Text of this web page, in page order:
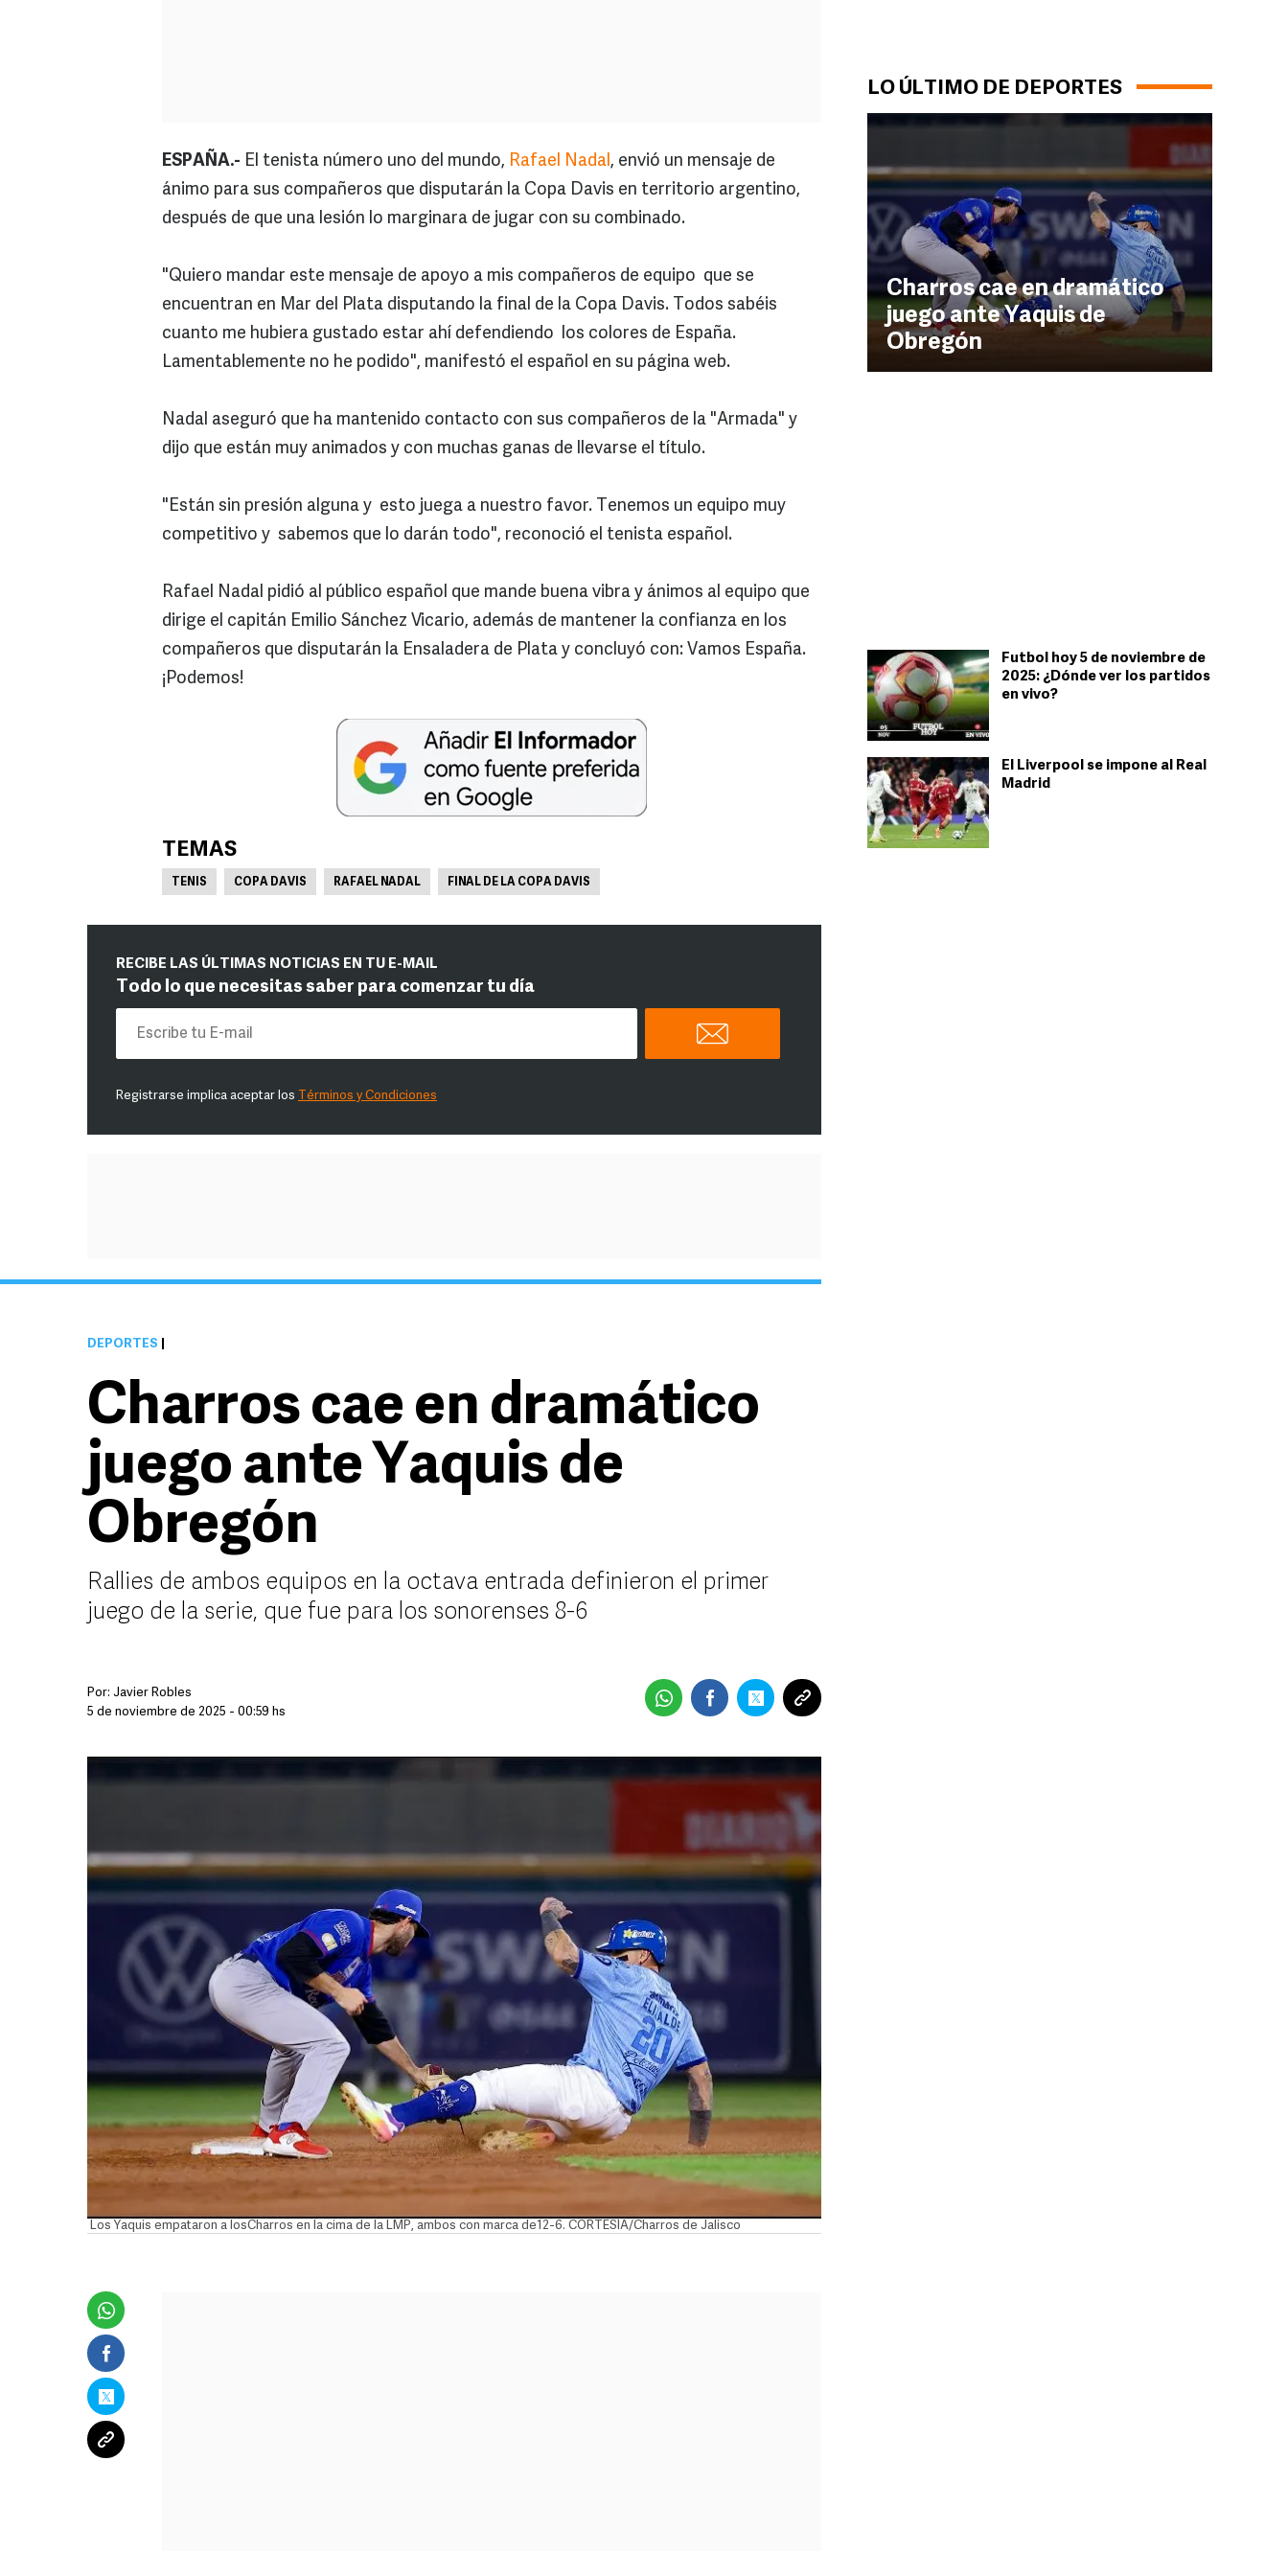
LO ÚLTIMO DE DEPORTES
Charros cae en dramático
juego ante Yaquis de
Obregón
Futbol hoy 5 de noviembre de
2025: ¿Dónde ver los partidos
en vivo?
El Liverpool se impone al Real
Madrid
ESPAÑA.- El tenista número uno del mundo, Rafael Nadal, envió un mensaje de
ánimo para sus compañeros que disputarán la Copa Davis en territorio argentino,
después de que una lesión lo marginara de jugar con su combinado.
"Quiero mandar este mensaje de apoyo a mis compañeros de equipo que se
encuentran en Mar del Plata disputando la final de la Copa Davis. Todos sabéis
cuanto me hubiera gustado estar ahí defendiendo los colores de España.
Lamentablemente no he podido", manifestó el español en su página web.
Nadal aseguró que ha mantenido contacto con sus compañeros de la "Armada" y
dijo que están muy animados y con muchas ganas de llevarse el título.
"Están sin presión alguna y esto juega a nuestro favor. Tenemos un equipo muy
competitivo y sabemos que lo darán todo", reconoció el tenista español.
Rafael Nadal pidió al público español que mande buena vibra y ánimos al equipo que
dirige el capitán Emilio Sánchez Vicario, además de mantener la confianza en los
compañeros que disputarán la Ensaladera de Plata y concluyó con: Vamos España.
¡Podemos!
TEMAS
TENIS COPA DAVIS RAFAEL NADAL FINAL DE LA COPA DAVIS
RECIBE LAS ÚLTIMAS NOTICIAS EN TU E-MAIL
Todo lo que necesitas saber para comenzar tu día
Registrarse implica aceptar los Términos y Condiciones
DEPORTES
Charros cae en dramático
juego ante Yaquis de
Obregón
Rallies de ambos equipos en la octava entrada definieron el primer
juego de la serie, que fue para los sonorenses 8-6
Por: Javier Robles
5 de noviembre de 2025 - 00:59 hs
Los Yaquis empataron a losCharros en la cima de la LMP, ambos con marca de12-6. CORTESÍA/Charros de Jalisco